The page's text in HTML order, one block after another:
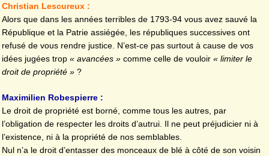
Christian Lescureux :
Alors que dans les années terribles de 1793-94 vous avez sauvé la
République et la Patrie assiégée, les républiques successives ont
refusé de vous rendre justice. N’est-ce pas surtout à cause de vos
idées jugées trop « avancées » comme celle de vouloir « limiter le
droit de propriété » ?
Maximilien Robespierre :
Le droit de propriété est borné, comme tous les autres, par
l’obligation de respecter les droits d’autrui. Il ne peut préjudicier ni à
l’existence, ni à la propriété de nos semblables.
Nul n’a le droit d’entasser des monceaux de blé à côté de son voisin